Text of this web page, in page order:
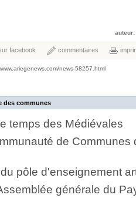
auteur:
facebook commentaires
news-58257.html
des communes
temps des Médiévales
de
pôle d'enseignement
générale du